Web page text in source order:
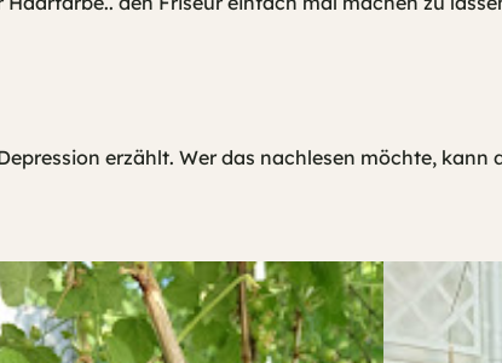
erzählt. Wer das nachlesen möchte, kann